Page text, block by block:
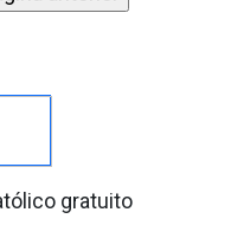
gratuito